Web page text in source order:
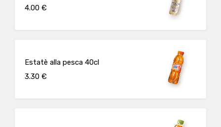
4.00 €
Estatè alla pesca 40cl
3.30 €